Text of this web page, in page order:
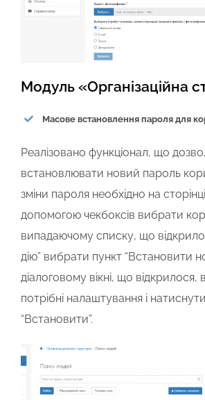
Модуль «Організаційна
Масове встановлення пароля для
Реалізовано функціонал, що
встановлювати новий пароль
зміни пароля необхідно на
допомогою чекбоксів вибрати
випадаючому списку, що
дію” вибрати пункт “Встановити
діалоговому вікні, що відкрилося,
потрібні налаштування і
“Встановити”.